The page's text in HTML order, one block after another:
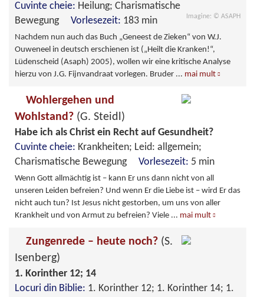
Imagine: © ASAPH
Cuvinte cheie: Heilung; Charismatische
Bewegung Vorlesezeit: 183 min
Nachdem nun auch das Buch „Geneest de Zieken“ von W.J.
Ouweneel in deutsch erschienen ist („Heilt die Kranken!“,
Lüdenscheid (Asaph) 2005), wollen wir eine kritische Analyse
hierzu von J.G. Fijnvandraat vorlegen. Bruder ... mai mult
Wohlergehen und
Wohlstand? (G. Steidl)
Habe ich als Christ ein Recht auf Gesundheit?
Cuvinte cheie: Krankheiten; Leid: allgemein;
Charismatische Bewegung Vorlesezeit: 5 min
Wenn Gott allmächtig ist – kann Er uns dann nicht von all
unseren Leiden befreien? Und wenn Er die Liebe ist – wird Er das
nicht auch tun? Ist Jesus nicht gestorben, um uns von aller
Krankheit und von Armut zu befreien? Viele ... mai mult
Zungenrede – heute noch? (S.
Isenberg)
1. Korinther 12; 14
Locuri din Biblie: 1. Korinther 12; 1. Korinther 14; 1.